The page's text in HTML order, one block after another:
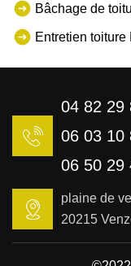
Bâchage de
Entretien toiture
04 82 29
06 03 10
06 50 29
plaine de
20215